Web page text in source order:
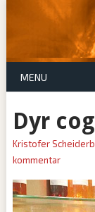
MENU
Dyr
Kristofer
kommentar